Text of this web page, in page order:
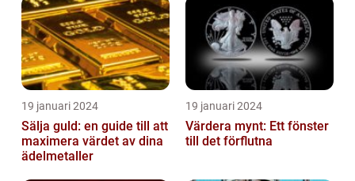
19 januari 2024
Sälja guld: en guide till att
maximera värdet av dina
ädelmetaller
19 januari 2024
Värdera mynt: Ett fönster
till det förflutna